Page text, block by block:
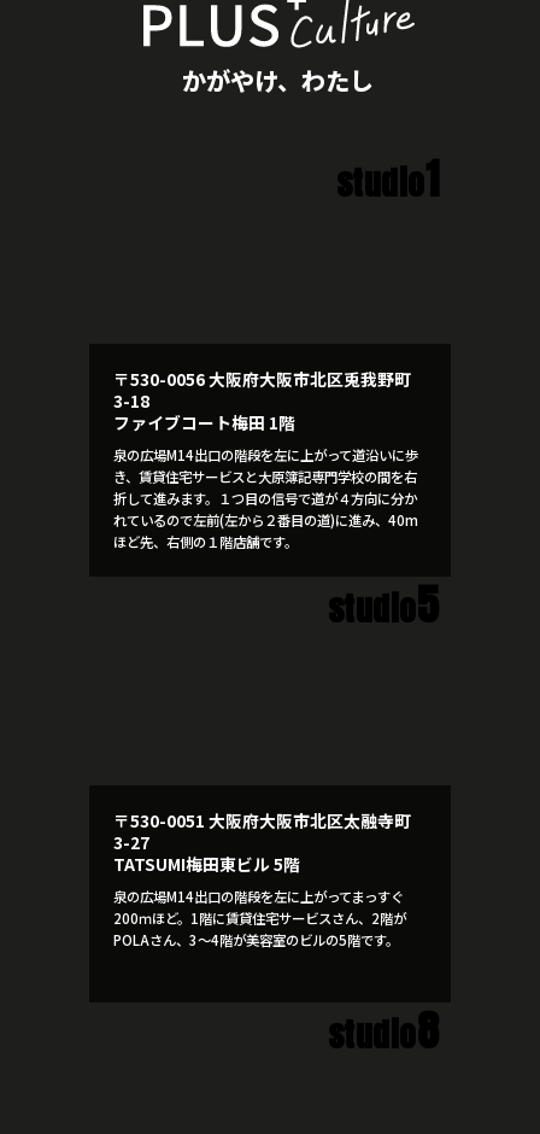
かがやけ、わたし
studio1
〒530-0056 大阪府大阪市北区兎我野町
3-18
ファイブコート梅田 1階
泉の広場M14出口の階段を左に上がって道沿いに歩
き、賃貸住宅サービスと大原簿記専門学校の間を右
折して進みます。１つ目の信号で道が４方向に分か
れているので左前(左から２番目の道)に進み、40m
ほど先、右側の１階店舗です。
studio5
〒530-0051 大阪府大阪市北区太融寺町
3-27
TATSUMI梅田東ビル 5階
泉の広場M14出口の階段を左に上がってまっすぐ
200ｍほど。1階に賃貸住宅サービスさん、2階が
POLAさん、3～4階が美容室のビルの5階です。
studio8